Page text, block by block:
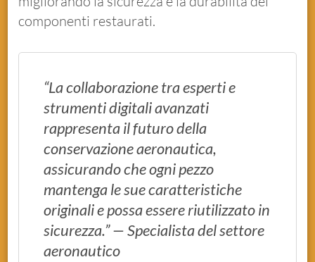
componenti restaurati.
“La collaborazione tra esperti e
strumenti digitali avanzati
rappresenta il futuro della
conservazione aeronautica,
assicurando che ogni pezzo
mantenga le sue caratteristiche
originali e possa essere riutilizzato in
sicurezza.” —Specialista del settore
aeronautico